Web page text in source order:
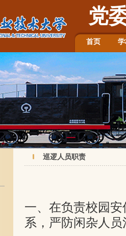
党
首页
巡逻人员职责
一、在负责校园
系，严防闲杂人